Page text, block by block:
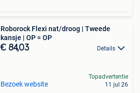
Roborock Flexi nat/droog | Tweede
kansje | OP = OP
€ 84,03 Details
Bezoek website
Topadvertentie
11 jul 26